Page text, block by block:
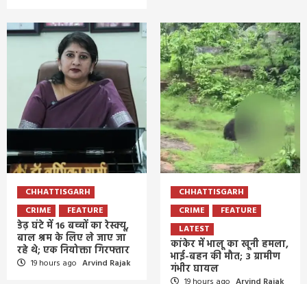
CHHATTISGARH
CRIME
FEATURE
डेढ़ घंटे में 16 बच्चों का रेस्क्यू,
बाल श्रम के लिए ले जाए जा
रहे थे; एक नियोक्ता गिरफ्तार
19 hours ago Arvind Rajak
CHHATTISGARH
CRIME
FEATURE
LATEST
कांकेर में भालू का खूनी हमला,
भाई-बहन की मौत; 3 ग्रामीण
गंभीर घायल